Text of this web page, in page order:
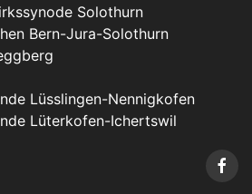
Solothurn
Bern-Jura-Solothurn
Lüsslingen-Nennigkofen
Lüterkofen-Ichertswil